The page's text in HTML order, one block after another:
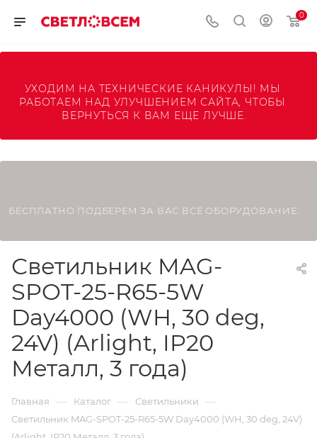
0
УХОДИМ НА ТЕХНИЧЕСКИЕ КАНИКУЛЫ! МЫ
РАБОТАЕМ НАД УЛУЧШЕНИЕМ САЙТА, ЧТОБЫ
ВЕРНУТЬСЯ К ВАМ ЕЩЕ ЛУЧШЕ.
БЕСПЛАТНО ПОДБЕРЕМ ЗА ВАС ВСЁ ОБОРУДОВАНИЕ.
Светильник MAG-
SPOT-25-R65-5W
Day4000 (WH, 30 deg,
24V) (Arlight, IP20
Металл, 3 года)
Главная — Каталог — Светильники —
Светильник MAG-SPOT-25-R65-5W Day4000 (WH, 30 deg, 24V)